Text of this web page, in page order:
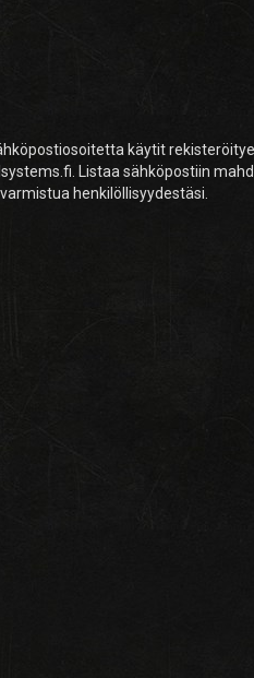
käytit
Listaa sähköpostiin
henkilöllisyydestäsi.